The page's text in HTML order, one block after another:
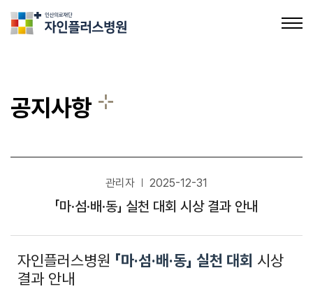
공지사항
관리자 2025-12-31
「마·섬·배·동」 실천 대회 시상 결과 안내
자인플러스병원 「마·섬·배·동」 실천 대회 시상
결과 안내